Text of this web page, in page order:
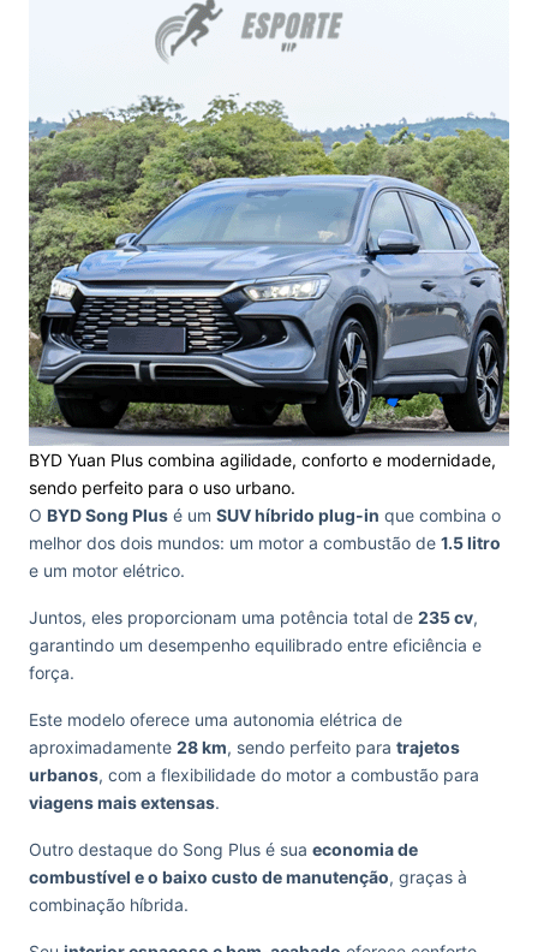
BYD Yuan Plus combina agilidade, conforto e modernidade,
sendo perfeito para o uso urbano.
O BYD Song Plus é um SUV híbrido plug-in que combina o
melhor dos dois mundos: um motor a combustão de 1.5 litro
e um motor elétrico.
Juntos, eles proporcionam uma potência total de 235 cv,
garantindo um desempenho equilibrado entre eficiência e
força.
Este modelo oferece uma autonomia elétrica de
aproximadamente 28 km, sendo perfeito para trajetos
urbanos, com a flexibilidade do motor a combustão para
viagens mais extensas.
Outro destaque do Song Plus é sua economia de
combustível e o baixo custo de manutenção, graças à
combinação híbrida.